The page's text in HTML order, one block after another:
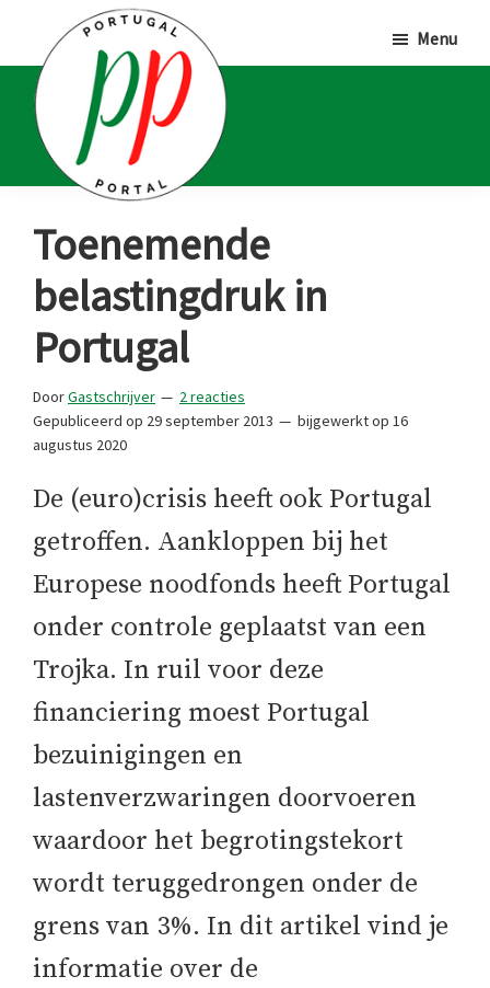
hoofd
inhoud
eerste
sidebar
voettekst
Portal
Portugalliefhebbers
en
-
fanaten
Menu
Toenemende
belastingdruk in
Portugal
DoorGastschrijver
2 reacties
Gepubliceerd op 29 september 2013 bijgewerkt op 16
augustus 2020
De (euro)crisis heeft ook Portugal
getroffen. Aankloppen bij het
Europese noodfonds heeft Portugal
onder controle geplaatst van een
Trojka. In ruil voor deze
financiering moest Portugal
bezuinigingen en
lastenverzwaringen doorvoeren
waardoor het begrotingstekort
wordt teruggedrongen onder de
grens van 3%. In dit artikel vind je
informatie over de